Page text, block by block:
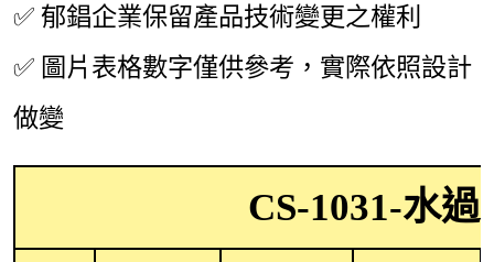
✅ 郁錩企業保留產品技術變更之權利
✅ 圖片表格數字僅供參考，實際依照設計
做變
CS-1031-水